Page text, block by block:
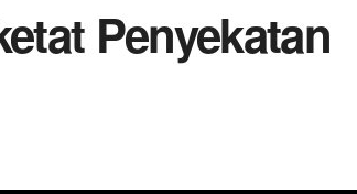
Penyekatan